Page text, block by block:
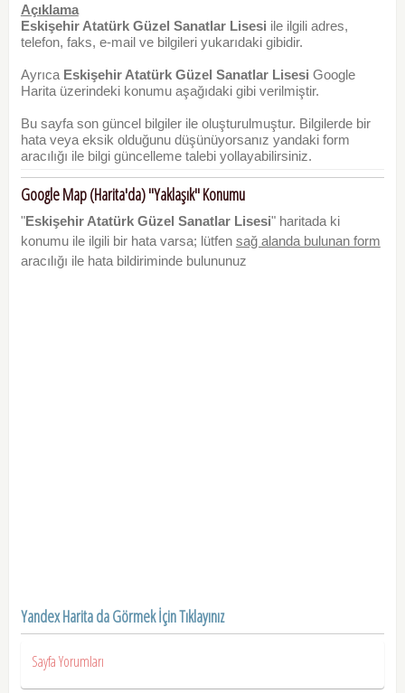
Açıklama
Eskişehir Atatürk Güzel Sanatlar Lisesi ile ilgili adres,
telefon, faks, e-mail ve bilgileri yukarıdaki gibidir.
Ayrıca Eskişehir Atatürk Güzel Sanatlar Lisesi Google
Harita üzerindeki konumu aşağıdaki gibi verilmiştir.
Bu sayfa son güncel bilgiler ile oluşturulmuştur. Bilgilerde bir
hata veya eksik olduğunu düşünüyorsanız yandaki form
aracılığı ile bilgi güncelleme talebi yollayabilirsiniz.
Google Map (Harita'da) "Yaklaşık" Konumu
"Eskişehir Atatürk Güzel Sanatlar Lisesi" haritada ki
konumu ile ilgili bir hata varsa; lütfen sağ alanda bulunan form
aracılığı ile hata bildiriminde bulununuz
Yandex Harita da Görmek İçin Tıklayınız
Sayfa Yorumları